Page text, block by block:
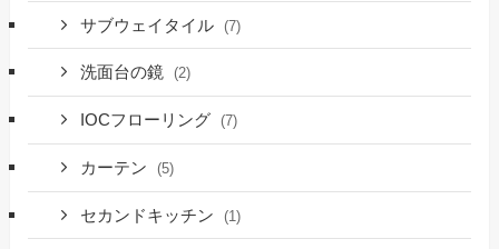
サブウェイタイル (7)
洗面台の鏡 (2)
IOCフローリング (7)
カーテン (5)
セカンドキッチン (1)